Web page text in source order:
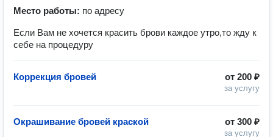
Место работы: по адресу
Если Вам не хочется красить брови каждое утро,то жду к
себе на процедуру
от 200 ₽
за услугу
Коррекция бровей
от 300 ₽
за услугу
Окрашивание бровей краской